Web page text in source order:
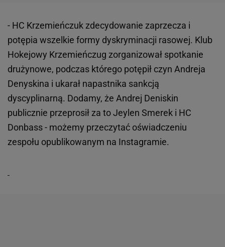
- HC Krzemieńczuk zdecydowanie zaprzecza i
potępia wszelkie formy dyskryminacji rasowej. Klub
Hokejowy Krzemieńczug zorganizował spotkanie
drużynowe, podczas którego potępił czyn Andreja
Denyskina i ukarał napastnika sankcją
dyscyplinarną. Dodamy, że Andrej Deniskin
publicznie przeprosił za to Jeylen Smerek i HC
Donbass - możemy przeczytać oświadczeniu
zespołu opublikowanym na Instagramie.